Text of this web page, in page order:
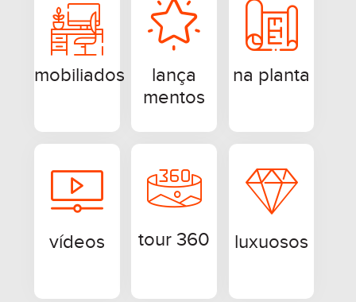
mobiliados
lança
mentos
na planta
vídeos tour 360 luxuosos